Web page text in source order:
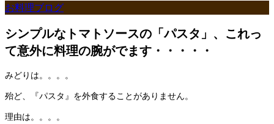
お料理ブログ
シンプルなトマトソースの「パスタ」、これっ
て意外に料理の腕がでます・・・・・
みどりは。。。。
殆ど、『パスタ』を外食することがありません。
理由は。。。。